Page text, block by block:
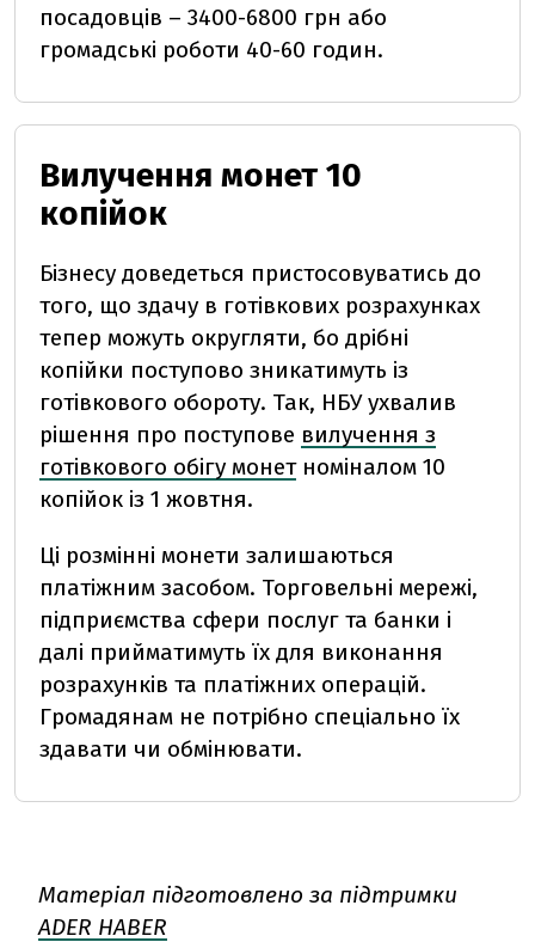
посадовців – 3400-6800 грн або
громадські роботи 40-60 годин.
Вилучення монет 10
копійок
Бізнесу доведеться пристосовуватись до
того, що здачу в готівкових розрахунках
тепер можуть округляти, бо дрібні
копійки поступово зникатимуть із
готівкового обороту. Так, НБУ ухвалив
рішення про поступове вилучення з
готівкового обігу монет номіналом 10
копійок із 1 жовтня.
Ці розмінні монети залишаються
платіжним засобом. Торговельні мережі,
підприємства сфери послуг та банки і
далі прийматимуть їх для виконання
розрахунків та платіжних операцій.
Громадянам не потрібно спеціально їх
здавати чи обмінювати.
Матеріал підготовлено за підтримки
ADER HABER